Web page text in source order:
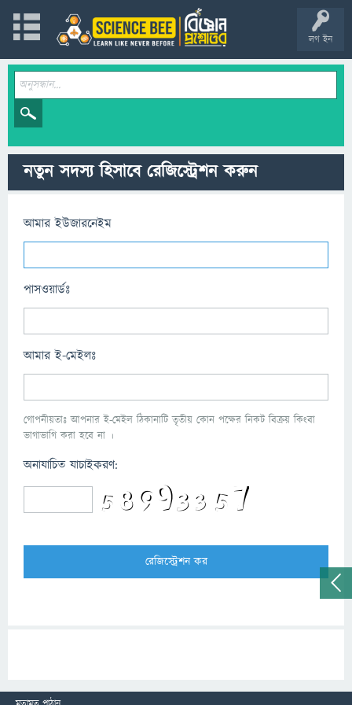
লগ ইন
নতুন সদস্য হিসাবে রেজিস্ট্রেশন করুন
আমার ইউজারনেইম
পাসওয়ার্ডঃ
আমার ই-মেইলঃ
গোপনীয়তাঃ আপনার ই-মেইল ঠিকানাটি তৃতীয় কোন পক্ষের নিকট বিক্রয় কিংবা
ভাগাভাগি করা হবে না ।
অনাযাচিত যাচাইকরণ: